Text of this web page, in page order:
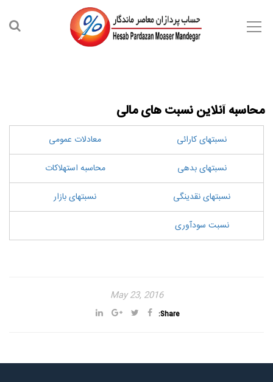
محاسبه آنلاین نسبت های مالی
نسبتهای کارائی
معادلات عمومی
نسبتهای بدهی
محاسبه استهلاکات
نسبتهای نقدینگی
نسبتهای بازار
نسبت سودآوری
May 23, 2016
Share: